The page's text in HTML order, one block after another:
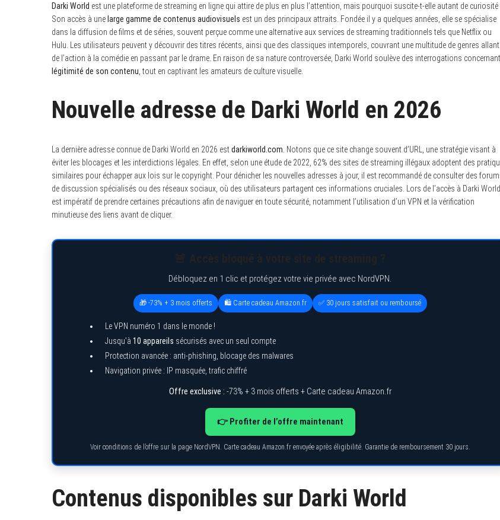
Darki World est une plateforme de streaming en ligne qui attire de plus en plus l’attention, mais pourquoi suscite-t-elle autant de curiosité
Son accès à une large gamme de contenus audiovisuels est un des principaux attraits. Fondée il y a quelques années, elle se spécialise
dans la diffusion de films et de séries, souvent perçue comme une alternative aux services de streaming traditionnels tels que Netflix ou
Hulu. Les utilisateurs peuvent y découvrir des titres récents, ainsi que des classiques intemporels, couvrant une multitude de genres allant
de l’action à la comédie en passant par le drame. En raison de sa nature controversée, Darki World soulève des interrogations
légitimité de son contenu , tout en captivant les amateurs de culture visuelle.
Nouvelle adresse de Darki World en 2026
La dernière adresse connue de Darki World en 2026 estdarkiworld.com . Notons que ce site change souvent d’URL, une stratégie visant à
éviter les blocages et les interdictions légales. En effet, selon une étude de 2022, 62% des sites de streaming illégaux adoptent des
similaires pour échapper aux lois sur le copyright. Pour dénicher les nouvelles adresses à jour, il est recommandé de consulter des
de discussion spécialisés ou des réseaux sociaux, où des utilisateurs partagent ces informations cruciales. Lors de l’accès à Darki
est impératif de prendre certaines précautions afin de naviguer en toute sécurité, notamment l’utilisation d’un VPN et la vérification
minutieuse des liens avant de cliquer.
Débloquez en 1 clic et protégez votre vie privée avec NordVPN.
🎁 -73% + 3 mois offerts 🛍️ Carte cadeau Amazon.fr ✅ 30 jours satisfait ou remboursé
Le VPN numéro 1 dans le monde !
Jusqu’à 10 appareils sécurisés avec un seul compte
Protection avancée : anti-phishing, blocage des malwares
Navigation privée : IP masquée, trafic chiffré
Offre exclusive : -73% + 3 mois offerts + Carte cadeau Amazon.fr
👉 Profiter de l’offre maintenant
Voir conditions de l’offre sur la page NordVPN. Carte cadeau Amazon.fr envoyée après éligibilité. Garantie de remboursement 30 jours.
Contenus disponibles sur Darki World
S
r
c